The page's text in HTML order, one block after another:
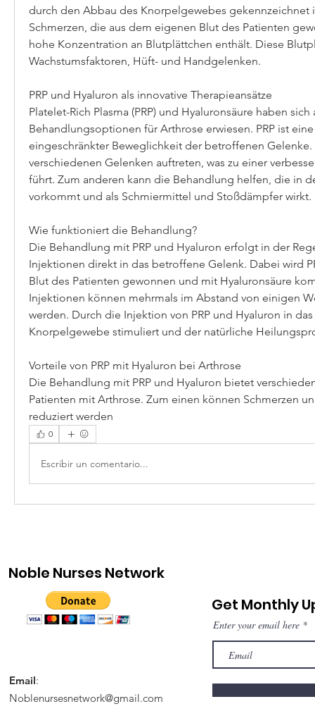
durch den Abbau des Knorpelgewebes gekennzeichnet
Schmerzen, die aus dem eigenen Blut des Patienten
hohe Konzentration an Blutplättchen enthält. Diese
Wachstumsfaktoren, Hüft- und Handgelenken.
PRP und Hyaluron als innovative Therapieansätze
Platelet-Rich Plasma (PRP) und Hyaluronsäure haben
Behandlungsoptionen für Arthrose erwiesen. PRP ist
eingeschränkter Beweglichkeit der betroffenen
verschiedenen Gelenken auftreten, was zu einer
führt. Zum anderen kann die Behandlung helfen, die in
vorkommt und als Schmiermittel und Stoßdämpfer wirkt.
Wie funktioniert die Behandlung?
Die Behandlung mit PRP und Hyaluron erfolgt in der
Injektionen direkt in das betroffene Gelenk. Dabei wird
Blut des Patienten gewonnen und mit Hyaluronsäure
Injektionen können mehrmals im Abstand von einigen
werden. Durch die Injektion von PRP und Hyaluron in
Knorpelgewebe stimuliert und der natürliche
Vorteile von PRP mit Hyaluron bei Arthrose
Die Behandlung mit PRP und Hyaluron bietet
Patienten mit Arthrose. Zum einen können Schmerzen
reduziert werden
0
Escribir un comentario...
Noble Nurses Network
Email:
Noblenursesnetwork@gmail.com
Get Monthly
Enter your email here